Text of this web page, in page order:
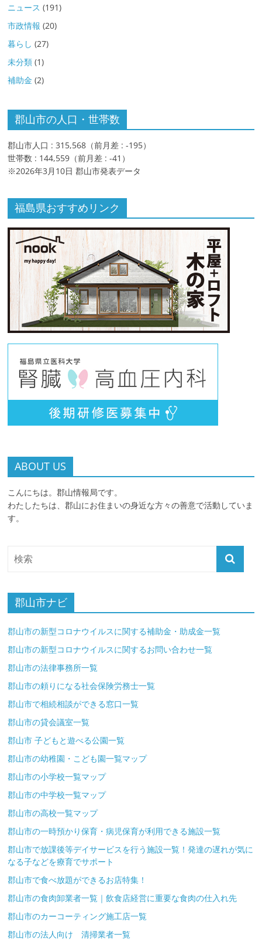
ニュース (191)
市政情報 (20)
暮らし (27)
未分類 (1)
補助金 (2)
郡山市の人口・世帯数
郡山市人口 : 315,568（前月差 : -195）
世帯数 : 144,559（前月差 : -41）
※2026年3月10日 郡山市発表データ
福島県おすすめリンク
ABOUT US
こんにちは。郡山情報局です。
わたしたちは、郡山にお住まいの身近な方々の善意で活動していま
す。
郡山市ナビ
郡山市の新型コロナウイルスに関する補助金・助成金一覧
郡山市の新型コロナウイルスに関するお問い合わせ一覧
郡山市の法律事務所一覧
郡山市の頼りになる社会保険労務士一覧
郡山市で相続相談ができる窓口一覧
郡山市の貸会議室一覧
郡山市 子どもと遊べる公園一覧
郡山市の幼稚園・こども園一覧マップ
郡山市の小学校一覧マップ
郡山市の中学校一覧マップ
郡山市の高校一覧マップ
郡山市の一時預かり保育・病児保育が利用できる施設一覧
郡山市で放課後等デイサービスを行う施設一覧！発達の遅れが気に
なる子などを療育でサポート
郡山市で食べ放題ができるお店特集！
郡山市の食肉卸業者一覧｜飲食店経営に重要な食肉の仕入れ先
郡山市のカーコーティング施工店一覧
郡山市の法人向け 清掃業者一覧